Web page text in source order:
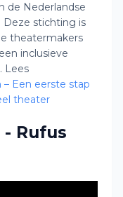
de Nederlandse
stichting is
theatermakers
inclusieve
Lees
– Een eerste stap
theater
Rufus